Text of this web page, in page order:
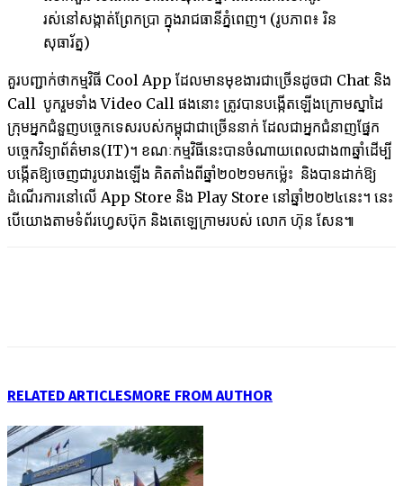
រស់នៅសង្កាត់ព្រែកប្រា ក្នុងរាជធានីភ្នំពេញ។ (រូបភាព៖ រិន
សុធារ័ត្ន)
គួរ​បញ្ជាក់​ថា​កម្មវិធី Cool App ដែល​មាន​មុខងារជា​ច្រើន​ដូច​ជា Chat និង
Call បូករួមទាំង Video Call ផង​នោះ ត្រូវ​បាន​បង្កើត​ឡើង​ក្រោម​ស្នាដៃ
ក្រុម​អ្នក​ជំនួញ​បច្ចេកទេស​របស់​កម្ពុជាជា​ច្រើន​នាក់ ដែល​ជាអ្នក​ជំនាញ​ផ្នែក​
បច្ចេក​វិទ្យា​ព័ត៌មាន(IT)។ ខណៈ​កម្មវិធី​នេះ​បាន​ចំណាយ​ពេល​ជាង​៣​ឆ្នាំ​ដើម្បី​
បង្កើត​ឱ្យ​ចេញ​ជា​រូបរាងឡើង គិតតាំង​ពី​ឆ្នាំ​២០២១មកម្ល៉េះ ​ និង​បាន​ដាក់​ឱ្យ​
ដំណើរ​ការ​នៅ​លើ App Store និង Play Store នៅឆ្នាំ២០២៤នេះ។ នេះ​
បើ​យោង​តាម​ទំព័រ​ហ្វេស​ប៊ុក និងតេឡេក្រាម​របស់ លោក ហ៊ុន សែន៕
RELATED ARTICLESMORE FROM AUTHOR